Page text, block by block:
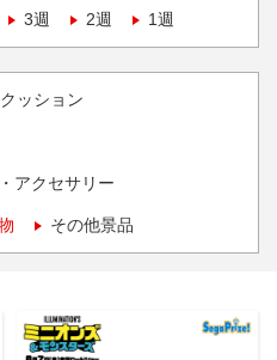
3週 2週 1週
ッション
アクセサリー
その他景品